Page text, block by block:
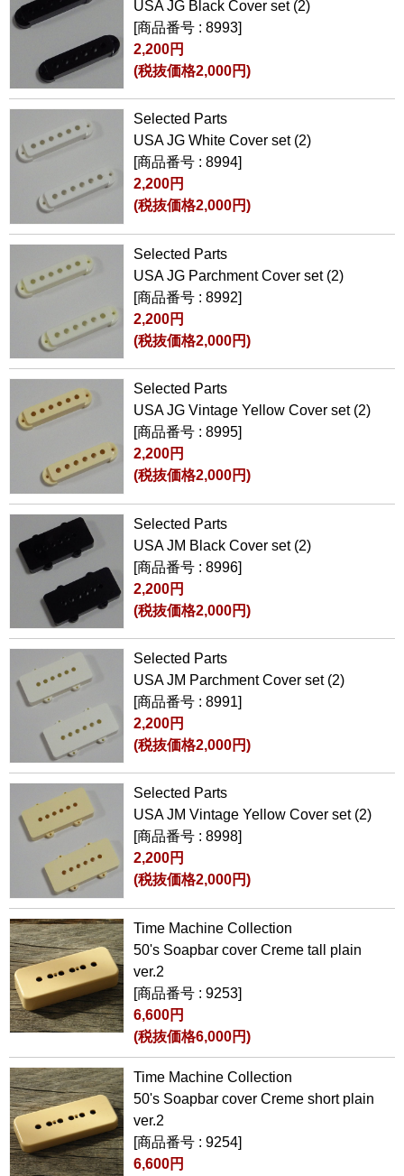
USA JG Black Cover set (2)
[商品番号 : 8993]
2,200円
(税抜価格2,000円)
Selected Parts
USA JG White Cover set (2)
[商品番号 : 8994]
2,200円
(税抜価格2,000円)
Selected Parts
USA JG Parchment Cover set (2)
[商品番号 : 8992]
2,200円
(税抜価格2,000円)
Selected Parts
USA JG Vintage Yellow Cover set (2)
[商品番号 : 8995]
2,200円
(税抜価格2,000円)
Selected Parts
USA JM Black Cover set (2)
[商品番号 : 8996]
2,200円
(税抜価格2,000円)
Selected Parts
USA JM Parchment Cover set (2)
[商品番号 : 8991]
2,200円
(税抜価格2,000円)
Selected Parts
USA JM Vintage Yellow Cover set (2)
[商品番号 : 8998]
2,200円
(税抜価格2,000円)
Time Machine Collection
50's Soapbar cover Creme tall plain
ver.2
[商品番号 : 9253]
6,600円
(税抜価格6,000円)
Time Machine Collection
50's Soapbar cover Creme short plain
ver.2
[商品番号 : 9254]
6,600円